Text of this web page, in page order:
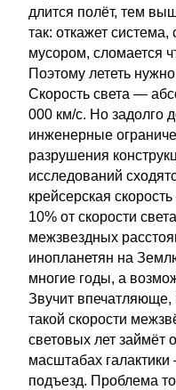
длится полёт, тем
так: откажет система,
мусором, сломается
Поэтому лететь
Скорость света —
000 км/с. Но задолго
инженерные
разрушения
исследований
крейсерская
10% от скорости
межзвездных
инопланетян на
многие годы, а
Звучит впечатляюще,
такой скорости
световых лет займёт
масштабах
подъезд. Проблема